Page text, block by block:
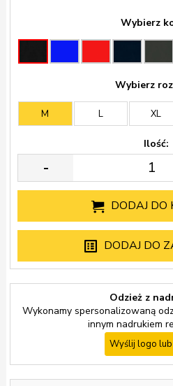
Wybierz
Wybierz
M L XL
Ilość:
-
DODAJ DO
DODAJ DO
Odzież z
Wykonamy spersonalizowaną
innym nadrukiem
Wyślij logo